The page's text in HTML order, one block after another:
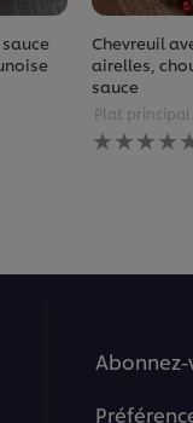
Chevreuil
airelles,
sauce
Plat principal
Aucune
évaluation
Abonnez-